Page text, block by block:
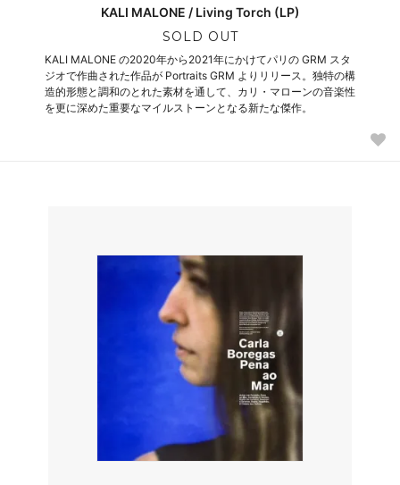
KALI MALONE / Living Torch (LP)
SOLD OUT
KALI MALONE の2020年から2021年にかけてパリの GRM スタ
ジオで作曲された作品が Portraits GRM よりリリース。独特の構
造的形態と調和のとれた素材を通して、カリ・マローンの音楽性
を更に深めた重要なマイルストーンとなる新たな傑作。